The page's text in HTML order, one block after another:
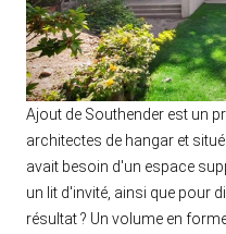
Ajout de Southender est un
architectes de hangar et
avait besoin d'un espace
un lit d'invité, ainsi que pour
résultat ? Un volume en